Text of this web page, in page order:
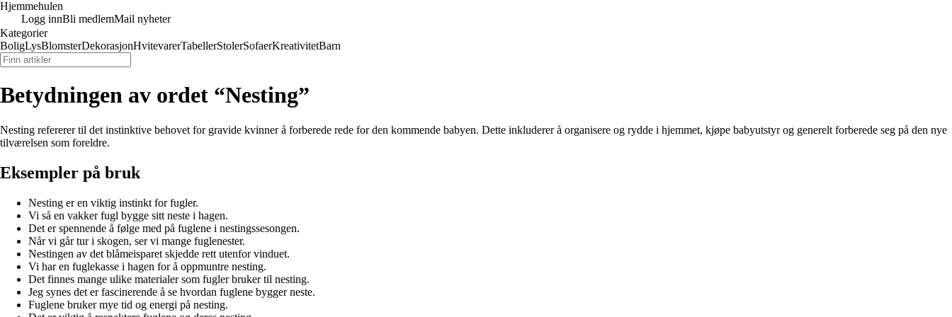
Hjemmehulen
Logg innBli medlemMail nyheter
Kategorier
BoligLysBlomsterDekorasjonHvitevarerTabellerStolerSofaerKreativitetBarn
Betydningen av ordet “Nesting”
Nesting refererer til det instinktive behovet for gravide kvinner å forberede rede for den kommende babyen. Dette inkluderer å organisere og rydde i hjemmet, kjøpe babyutstyr og generelt forberede seg på den nye
tilværelsen som foreldre.
Eksempler på bruk
Nesting er en viktig instinkt for fugler.
Vi så en vakker fugl bygge sitt neste i hagen.
Det er spennende å følge med på fuglene i nestingssesongen.
Når vi går tur i skogen, ser vi mange fuglenester.
Nestingen av det blåmeisparet skjedde rett utenfor vinduet.
Vi har en fuglekasse i hagen for å oppmuntre nesting.
Det finnes mange ulike materialer som fugler bruker til nesting.
Jeg synes det er fascinerende å se hvordan fuglene bygger neste.
Fuglene bruker mye tid og energi på nesting.